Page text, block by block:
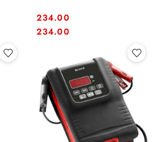
Cena:
234.00
Cena:
234.00